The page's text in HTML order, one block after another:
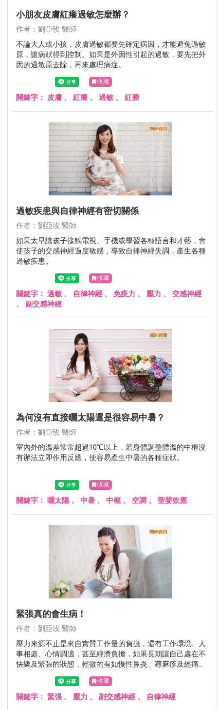
小朋友皮膚紅癢過敏怎麼辦？
作者：劉亞玫 醫師
不論大人或小孩，皮膚過敏都要先確定病因，才能避免過敏
原，讓病狀得到控制。如果是外因性引起的過敏，要先把外
因的過敏原去除，再來處理病症。
收藏
關鍵字： 皮膚 、 紅癢 、 過敏 、 紅腫
過敏疾患與自律神經有密切關係
作者：劉亞玫 醫師
如果太早讓孩子接觸電視、手機或學習各種語言和才藝，會
使孩子的交感神經過度敏感，導致自律神經失調，產生各種
過敏疾患。
收藏
關鍵字： 過敏 、 自律神經 、 免疫力 、 壓力 、 交感神經
、 副交感神經
為何沒有直接曬太陽還是很容易中暑？
作者：劉亞玫 醫師
室內外的溫差常常超過10℃以上，若身體調整體溫的中樞沒
有辦法立即作用反應，便容易產生中暑的各種症狀。
收藏
關鍵字： 曬太陽 、 中暑 、 中樞 、 空調 、 聖嬰效應
緊張真的會生病！
作者：劉亞玫 醫師
壓力來源不止是來自實質工作量的負擔，還有工作環境、人
事相處、心情調適，甚至經濟負擔，如果長期讓自己處在不
快樂及緊張的狀態，輕微的有如慢性鼻炎、蕁麻疹及經痛，
嚴重的有人年紀約20多歲已確診為乾燥症候群或生育困難，
甚至不明原因停經。
收藏
關鍵字： 緊張 、 壓力 、 副交感神經 、 自律神經